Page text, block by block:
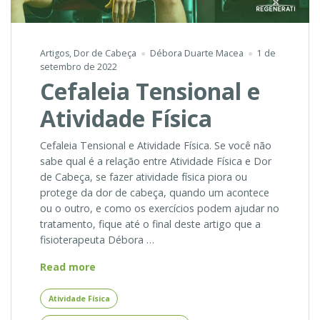
Artigos, Dor de Cabeça Débora Duarte Macea
1 de
setembro de 2022
Cefaleia Tensional e
Atividade Física
Cefaleia Tensional e Atividade Física. Se você não
sabe qual é a relação entre Atividade Física e Dor
de Cabeça, se fazer atividade física piora ou
protege da dor de cabeça, quando um acontece
ou o outro, e como os exercícios podem ajudar no
tratamento, fique até o final deste artigo que a
fisioterapeuta Débora …
Read more
e
Atividade
Atividade Física